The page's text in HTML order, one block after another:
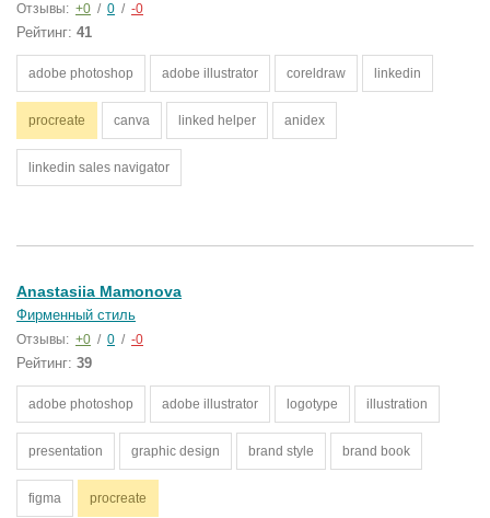
Отзывы: +0 / 0 / -0
Рейтинг: 41
adobe photoshop adobe illustrator coreldraw linkedin
procreate canva linked helper anidex
linkedin sales navigator
Anastasiia Mamonova
Фирменный стиль
Отзывы: +0 / 0 / -0
Рейтинг: 39
adobe photoshop adobe illustrator logotype illustration
presentation graphic design brand style brand book
figma procreate